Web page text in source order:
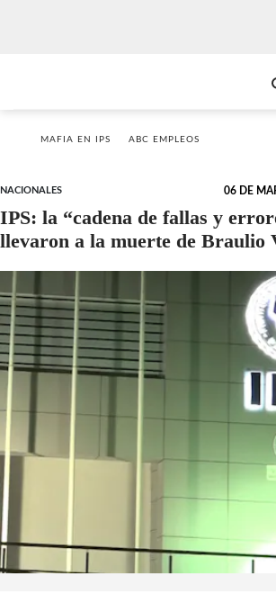
MAFIA EN IPS ABC EMPLEOS
NACIONALES 06 DE
IPS: la “cadena de fallas y
llevaron a la muerte de Braulio